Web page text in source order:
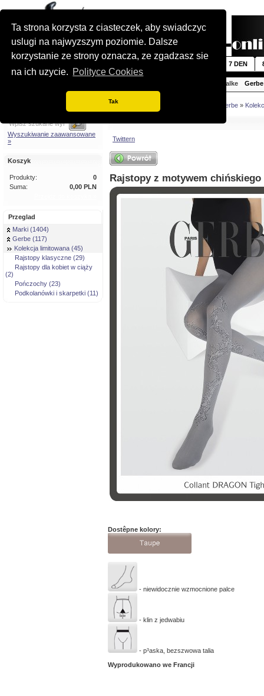
Ta strona korzysta z ciasteczek, aby swiadczyc
uslugi na najwyzszym poziomie. Dalsze
korzystanie ze strony oznacza, ze zgadzasz sie
na ich uzycie. Polityce Cookies
Tak
7 DEN
Falke Gerbe
Wyszukiwanie zaawansowane
»
Koszyk
Produkty:
0
Suma:
0,00 PLN
Przeglad
Marki (1404)
Gerbe (117)
Kolekcja limitowana (45)
Rajstopy klasyczne (29)
Rajstopy dla kobiet w ciąży
(2)
Pończochy (23)
Podkolanówki i skarpetki (11)
Jestes tutaj: Gerbe »
Twittern
Rajstopy z motywem chińskiego
Dostêpne kolory:
- niewidocznie wzmocnione palce
- klin z jedwabiu
- p³aska, bezszwowa talia
Wyprodukowano we Francji